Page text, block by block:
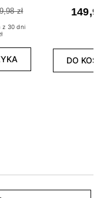
zł
z 30 dni
DO